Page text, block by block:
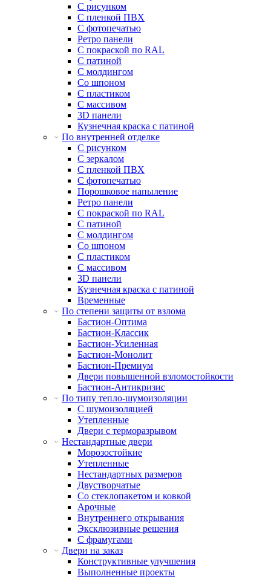
С рисунком
С пленкой ПВХ
С фотопечатью
Ретро панели
С покраской по RAL
С патиной
С молдингом
Со шпоном
С пластиком
С массивом
3D панели
Кузнечная краска с патиной
По внутренней отделке
С рисунком
С зеркалом
С пленкой ПВХ
С фотопечатью
Порошковое напыление
Ретро панели
С покраской по RAL
С патиной
С молдингом
Со шпоном
С пластиком
С массивом
3D панели
Кузнечная краска с патиной
Временные
По степени защиты от взлома
Бастион-Оптима
Бастион-Классик
Бастион-Усиленная
Бастион-Монолит
Бастион-Премиум
Двери повышенной взломостойкости
Бастион-Антикризис
По типу тепло-шумоизоляции
С шумоизоляцией
Утепленные
Двери с терморазрывом
Нестандартные двери
Морозостойкие
Утепленные
Нестандартных размеров
Двустворчатые
Со стеклопакетом и ковкой
Арочные
Внутреннего открывания
Эксклюзивные решения
С фрамугами
Двери на заказ
Конструктивные улучшения
Выполненные проекты